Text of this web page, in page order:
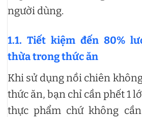
người dùng.
1.1. Tiết kiệm đến 80%
thừa trong thức ăn
Khi sử dụng nồi chiên
thức ăn, bạn chỉ cần phết 1
thực phẩm chứ không